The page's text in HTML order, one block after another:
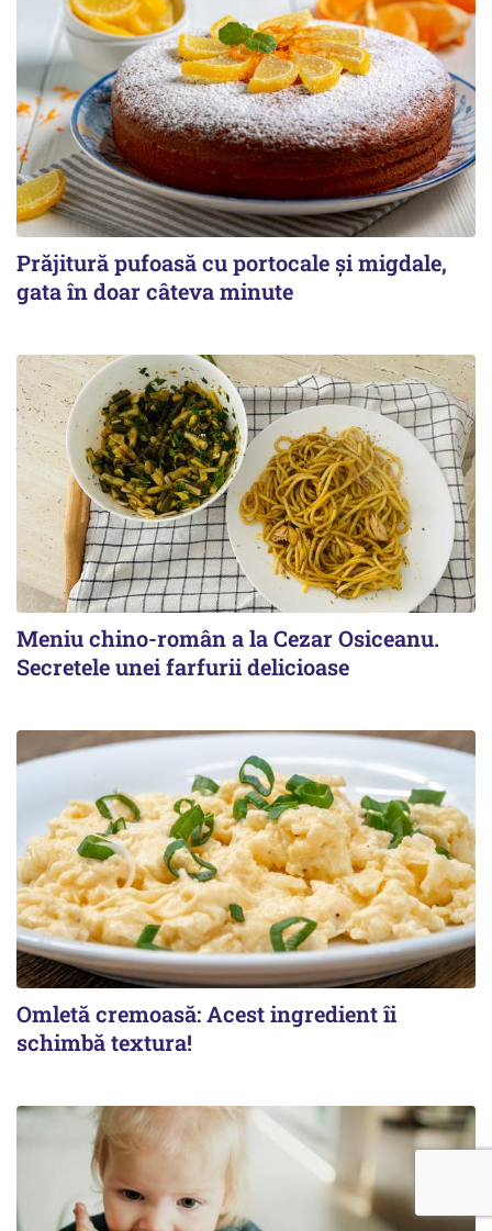
Prăjitură pufoasă cu portocale și migdale,
gata în doar câteva minute
Meniu chino-român a la Cezar Osiceanu.
Secretele unei farfurii delicioase
Omletă cremoasă: Acest ingredient îi
schimbă textura!